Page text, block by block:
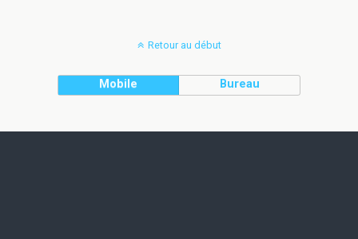
Retour au début
Mobile Bureau